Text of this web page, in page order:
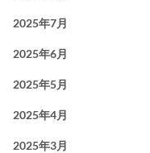
2025年7月
2025年6月
2025年5月
2025年4月
2025年3月